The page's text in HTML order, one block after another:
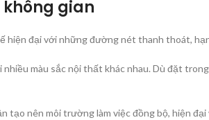
không gian
hiện đại với những đường nét thanh thoát,
màu sắc nội thất khác nhau. Dù đặt
tạo nên môi trường làm việc đồng bộ, hiện đại